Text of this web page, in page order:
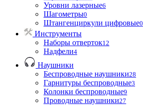
Уровни лазерные6
Шагометры0
Штангенциркули цифровые0
Инструменты
Наборы отверток12
Надфели4
Наушники
Беспроводные наушники28
Гарнитуры беспроводные3
Колонки беспроводные9
Проводные наушники27